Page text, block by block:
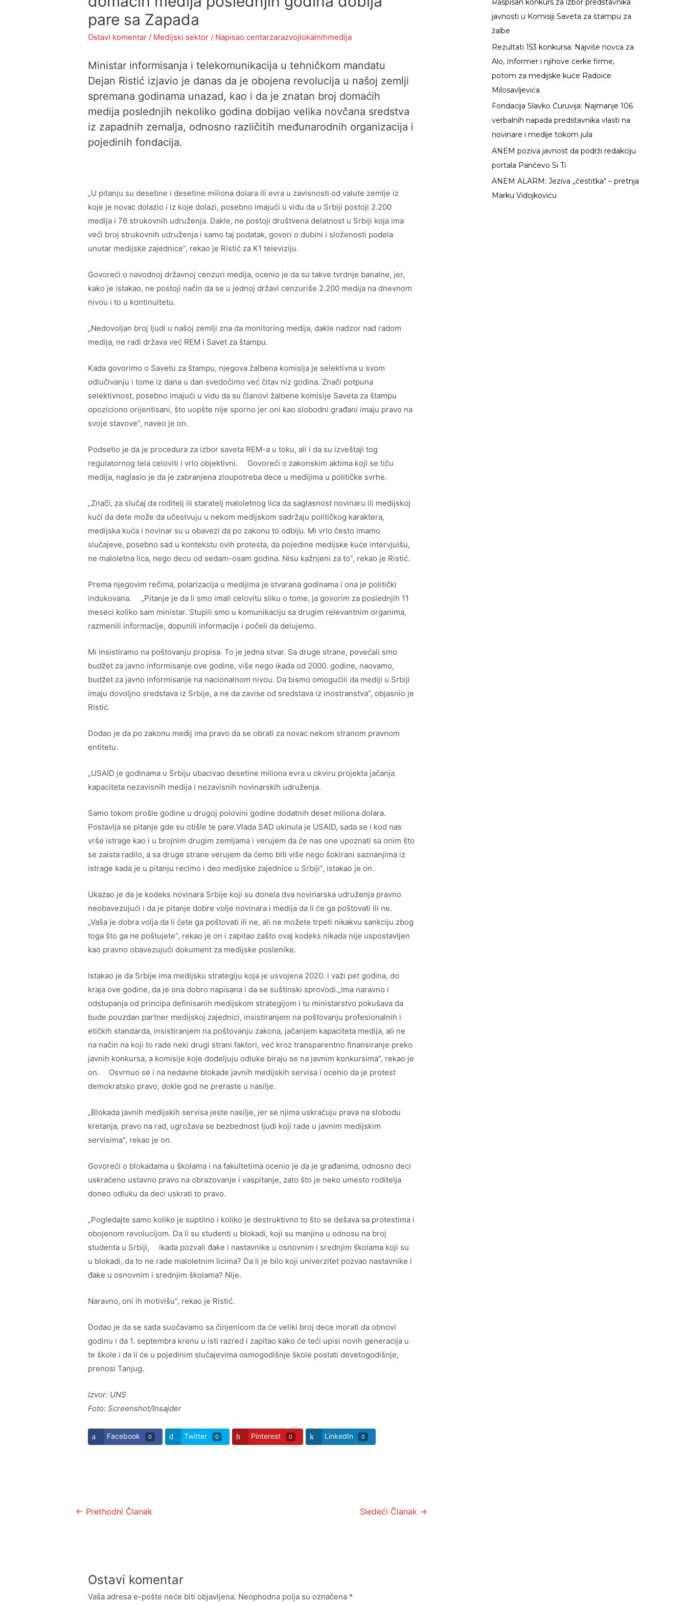
pare sa Zapada
Ostavi komentar / Medijski sektor / Napisao centarzarazvojlokalnihmedija
Ministar informisanja i telekomunikacija u tehničkom mandatu
Dejan Ristić izjavio je danas da je obojena revolucija u našoj zemlji
spremana godinama unazad, kao i da je znatan broj domaćih
medija poslednjih nekoliko godina dobijao velika novčana sredstva
iz zapadnih zemalja, odnosno različitih međunarodnih organizacija i
pojedinih fondacija.
„U pitanju su desetine i desetine miliona dolara ili evra u zavisnosti od valute zemlje iz
koje je novac dolazio i iz koje dolazi, posebno imajući u vidu da u Srbiji postoji 2.200
medija i 76 strukovnih udruženja. Dakle, ne postoji društvena delatnost u Srbiji koja ima
veći broj strukovnih udruženja i samo taj podatak, govori o dubini i složenosti podela
unutar medijske zajednice”, rekao je Ristić za K1 televiziju.
Govoreći o navodnoj državnoj cenzuri medija, ocenio je da su takve tvrdnje banalne, jer,
kako je istakao, ne postoji način da se u jednoj državi cenzuriše 2.200 medija na dnevnom
nivou i to u kontinuitetu.
„Nedovoljan broj ljudi u našoj zemlji zna da monitoring medija, dakle nadzor nad radom
medija, ne radi država već REM i Savet za štampu.
Kada govorimo o Savetu za štampu, njegova žalbena komisija je selektivna u svom
odlučivanju i tome iz dana u dan svedočimo već čitav niz godina. Znači potpuna
selektivnost, posebno imajući u vidu da su članovi žalbene komisije Saveta za štampu
opoziciono orijentisani, što uopšte nije sporno jer oni kao slobodni građani imaju pravo na
svoje stavove”, naveo je on.
Podsetio je da je procedura za izbor saveta REM-a u toku, ali i da su izveštaji tog
regulatornog tela celoviti i vrlo objektivni. Govoreći o zakonskim aktima koji se tiču
medija, naglasio je da je zabranjena zloupotreba dece u medijima u političke svrhe.
„Znači, za slučaj da roditelj ili staratelj maloletnog lica da saglasnost novinaru ili medijskoj
kući da dete može da učestvuju u nekom medijskom sadržaju političkog karaktera,
medijska kuća i novinar su u obavezi da po zakonu to odbiju. Mi vrlo često imamo
slučajeve, posebno sad u kontekstu ovih protesta, da pojedine medijske kuće intervjuišu,
ne maloletna lica, nego decu od sedam-osam godina. Nisu kažnjeni za to”, rekao je Ristić.
Prema njegovim rečima, polarizacija u medijima je stvarana godinama i ona je politički
indukovana. „Pitanje je da li smo imali celovitu sliku o tome, ja govorim za poslednjih 11
meseci koliko sam ministar. Stupili smo u komunikaciju sa drugim relevantnim organima,
razmenili informacije, dopunili informacije i počeli da delujemo.
Mi insistiramo na poštovanju propisa. To je jedna stvar. Sa druge strane, povećali smo
budžet za javno informisanje ove godine, više nego ikada od 2000. godine, naovamo,
budžet za javno informisanje na nacionalnom nivou. Da bismo omogućili da mediji u Srbiji
imaju dovoljno sredstava iz Srbije, a ne da zavise od sredstava iz inostranstva”, objasnio je
Ristić.
Dodao je da po zakonu medij ima pravo da se obrati za novac nekom stranom pravnom
entitetu.
„USAID je godinama u Srbiju ubacivao desetine miliona evra u okviru projekta jačanja
kapaciteta nezavisnih medija i nezavisnih novinarskih udruženja.
Samo tokom prošle godine u drugoj polovini godine dodatnih deset miliona dolara.
Postavlja se pitanje gde su otišle te pare.Vlada SAD ukinula je USAID, sada se i kod nas
vrše istrage kao i u brojnim drugim zemljama i verujem da će nas one upoznati sa onim što
se zaista radilo, a sa druge strane verujem da ćemo biti više nego šokirani saznanjima iz
istrage kada je u pitanju recimo i deo medijske zajednice u Srbiji”, istakao je on.
Ukazao je da je kodeks novinara Srbije koji su donela dva novinarska udruženja pravno
neobavezujući i da je pitanje dobre volje novinara i medija da li će ga poštovati ili ne.
„Vaša je dobra volja da li ćete ga poštovati ili ne, ali ne možete trpeti nikakvu sankciju zbog
toga što ga ne poštujete”, rekao je on i zapitao zašto ovaj kodeks nikada nije uspostavljen
kao pravno obavezujući dokument za medijske poslenike.
Istakao je da Srbije ima medijsku strategiju koja je usvojena 2020. i važi pet godina, do
kraja ove godine, da je ona dobro napisana i da se suštinski sprovodi.„Ima naravno i
odstupanja od principa definisanih medijskom strategijom i tu ministarstvo pokušava da
bude pouzdan partner medijskoj zajednici, insistiranjem na poštovanju profesionalnih i
etičkih standarda, insistiranjem na poštovanju zakona, jačanjem kapaciteta medija, ali ne
na način na koji to rade neki drugi strani faktori, već kroz transparentno finansiranje preko
javnih konkursa, a komisije koje dodeljuju odluke biraju se na javnim konkursima”, rekao je
on. Osvrnuo se i na nedavne blokade javnih medijskih servisa i ocenio da je protest
demokratsko pravo, dokle god ne preraste u nasilje.
„Blokada javnih medijskih servisa jeste nasilje, jer se njima uskraćuju prava na slobodu
kretanja, pravo na rad, ugrožava se bezbednost ljudi koji rade u javnim medijskim
servisima”, rekao je on.
Govoreći o blokadama u školama i na fakultetima ocenio je da je građanima, odnosno deci
uskraćeno ustavno pravo na obrazovanje i vaspitanje, zato što je neko umesto roditelja
doneo odluku da deci uskrati to pravo.
„Pogledajte samo koliko je suptilno i koliko je destruktivno to što se dešava sa protestima i
obojenom revolucijom. Da li su studenti u blokadi, koji su manjina u odnosu na broj
studenta u Srbiji, ikada pozvali đake i nastavnike u osnovnim i srednjim školama koji su
u blokadi, da to ne rade maloletnim licima? Da li je bilo koji univerzitet pozvao nastavnike i
đake u osnovnim i srednjim školama? Nije.
Naravno, oni ih motivišu”, rekao je Ristić.
Dodao je da se sada suočavamo sa činjenicom da će veliki broj dece morati da obnovi
godinu i da 1. septembra krenu u isti razred i zapitao kako će teći upisi novih generacija u
te škole i da li će u pojedinim slučajevima osmogodišnje škole postati devetogodišnje,
prenosi Tan‌jug.
Izvor: UNS
Foto: Screenshot/Insajder
Facebook 0 Twitter 0 Pinterest 0 LinkedIn 0
Kretanje
← Prethodni Članak Sledeći Članak →
Ostavi komentar
Vaša adresa e-pošte neće biti objavljena. Neophodna polja su označena *
g
a
z
a
:
Raspisan konkurs za izbor predstavnika
javnosti u Komisiji Saveta za štampu za
žalbe
Rezultati 153 konkursa: Najviše novca za
Alo, Informer i njihove ćerke firme,
potom za medijske kuće Radoice
Milosavljevića
Fondacija Slavko Ćuruvija: Najmanje 106
verbalnih napada predstavnika vlasti na
novinare i medije tokom jula
ANEM poziva javnost da podrži redakciju
portala Pančevo Si Ti
ANEM ALARM: Jeziva „čestitka“ – pretnja
Marku Vidojkoviću